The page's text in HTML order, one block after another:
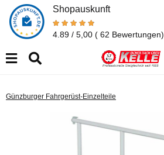
Shopauskunft
4.89 / 5,00 ( 62 Bewertungen)
Günzburger Fahrgerüst-Einzelteile